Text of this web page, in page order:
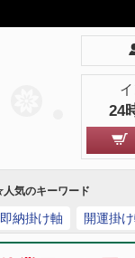
24
気のキーワード
即納掛け軸 開運掛